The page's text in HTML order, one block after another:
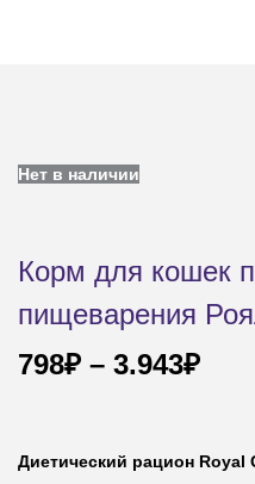
Нет в наличии
Корм для кошек
пищеварения
798₽ – 3.943₽
Диетический рацион Royal